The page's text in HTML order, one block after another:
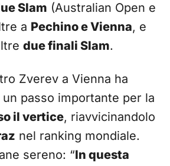
Slam (Australian Open e
a Pechino e Vienna, e
due finali Slam.
Zverev a Vienna ha
passo importante per la
il vertice, riavvicinandolo
nel ranking mondiale.
sereno: “In questa